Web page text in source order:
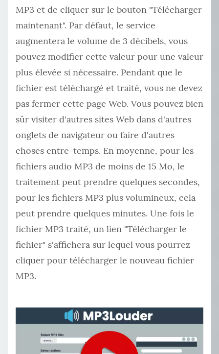
MP3 et de cliquer sur le bouton "Télécharger
maintenant". Par défaut, le service
augmentera le volume de 3 décibels, vous
pouvez modifier cette valeur pour une valeur
plus élevée si nécessaire. Pendant que le
fichier est téléchargé et traité, vous ne devez
pas fermer cette page Web. Vous pouvez bien
sûr visiter d'autres sites Web dans d'autres
onglets de navigateur ou faire d'autres
choses entre-temps. En moyenne, pour les
fichiers audio MP3 de moins de 15 Mo, le
traitement peut prendre quelques secondes,
pour les fichiers MP3 plus volumineux, cela
peut prendre quelques minutes. Une fois le
fichier MP3 traité, un lien "Télécharger le
fichier" s'affichera sur lequel vous pourrez
cliquer pour télécharger le nouveau fichier
MP3.